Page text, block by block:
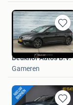
in
Mijn
Beukhof Auto's B.V.
Gameren